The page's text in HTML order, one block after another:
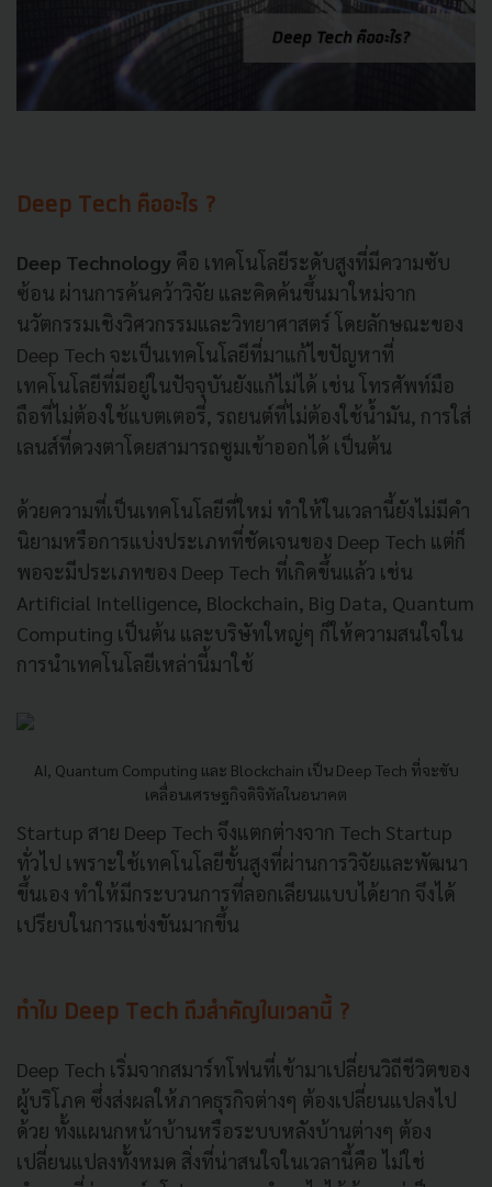
Deep Tech คืออะไร ?
Deep Technology คือ เทคโนโลยีระดับสูงที่มีความซับ
ซ้อน ผ่านการค้นคว้าวิจัย และคิดค้นขึ้นมาใหม่จาก
นวัตกรรมเชิงวิศวกรรมและวิทยาศาสตร์ โดยลักษณะของ
Deep Tech จะเป็นเทคโนโลยีที่มาแก้ไขปัญหาที่
เทคโนโลยีที่มีอยู่ในปัจจุบันยังแก้ไม่ได้ เช่น โทรศัพท์มือ
ถือที่ไม่ต้องใช้แบตเตอรี่, รถยนต์ที่ไม่ต้องใช้น้ำมัน, การใส่
เลนส์ที่ดวงตาโดยสามารถซูมเข้าออกได้ เป็นต้น
ด้วยความที่เป็นเทคโนโลยีที่ใหม่ ทำให้ในเวลานี้ยังไม่มีคำ
นิยามหรือการแบ่งประเภทที่ชัดเจนของ Deep Tech แต่ก็
พอจะมีประเภทของ Deep Tech ที่เกิดขึ้นแล้ว เช่น
Artificial Intelligence, Blockchain, Big Data, Quantum
Computing เป็นต้น และบริษัทใหญ่ๆ ก็ให้ความสนใจใน
การนำเทคโนโลยีเหล่านี้มาใช้
AI, Quantum Computing และ Blockchain เป็น Deep Tech ที่จะขับ
เคลื่อนเศรษฐกิจดิจิทัลในอนาคต
Startup สาย Deep Tech จึงแตกต่างจาก Tech Startup
ทั่วไป เพราะใช้เทคโนโลยีขั้นสูงที่ผ่านการวิจัยและพัฒนา
ขึ้นเอง ทำให้มีกระบวนการที่ลอกเลียนแบบได้ยาก จึงได้
เปรียบในการแข่งขันมากขึ้น
ทำไม Deep Tech ถึงสำคัญในเวลานี้ ?
Deep Tech เริ่มจากสมาร์ทโฟนที่เข้ามาเปลี่ยนวิถีชีวิตของ
ผู้บริโภค ซึ่งส่งผลให้ภาคธุรกิจต่างๆ ต้องเปลี่ยนแปลงไป
ด้วย ทั้งแผนกหน้าบ้านหรือระบบหลังบ้านต่างๆ ต้อง
เปลี่ยนแปลงทั้งหมด สิ่งที่น่าสนใจในเวลานี้คือ ไม่ใช่